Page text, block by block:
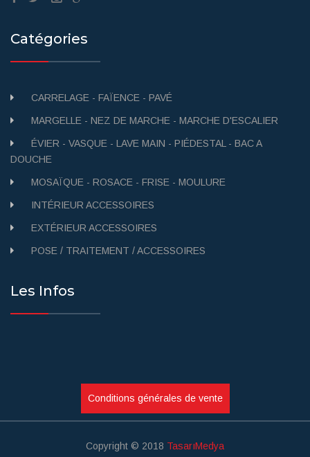
Catégories
CARRELAGE - FAÏENCE - PAVÉ
MARGELLE - NEZ DE MARCHE - MARCHE D'ESCALIER
ÉVIER - VASQUE - LAVE MAIN - PIÉDESTAL - BAC A
DOUCHE
MOSAÏQUE - ROSACE - FRISE - MOULURE
INTÉRIEUR ACCESSOIRES
EXTÉRIEUR ACCESSOIRES
POSE / TRAITEMENT / ACCESSOIRES
Les Infos
Conditions générales de vente
Copyright © 2018 TasarıMedya